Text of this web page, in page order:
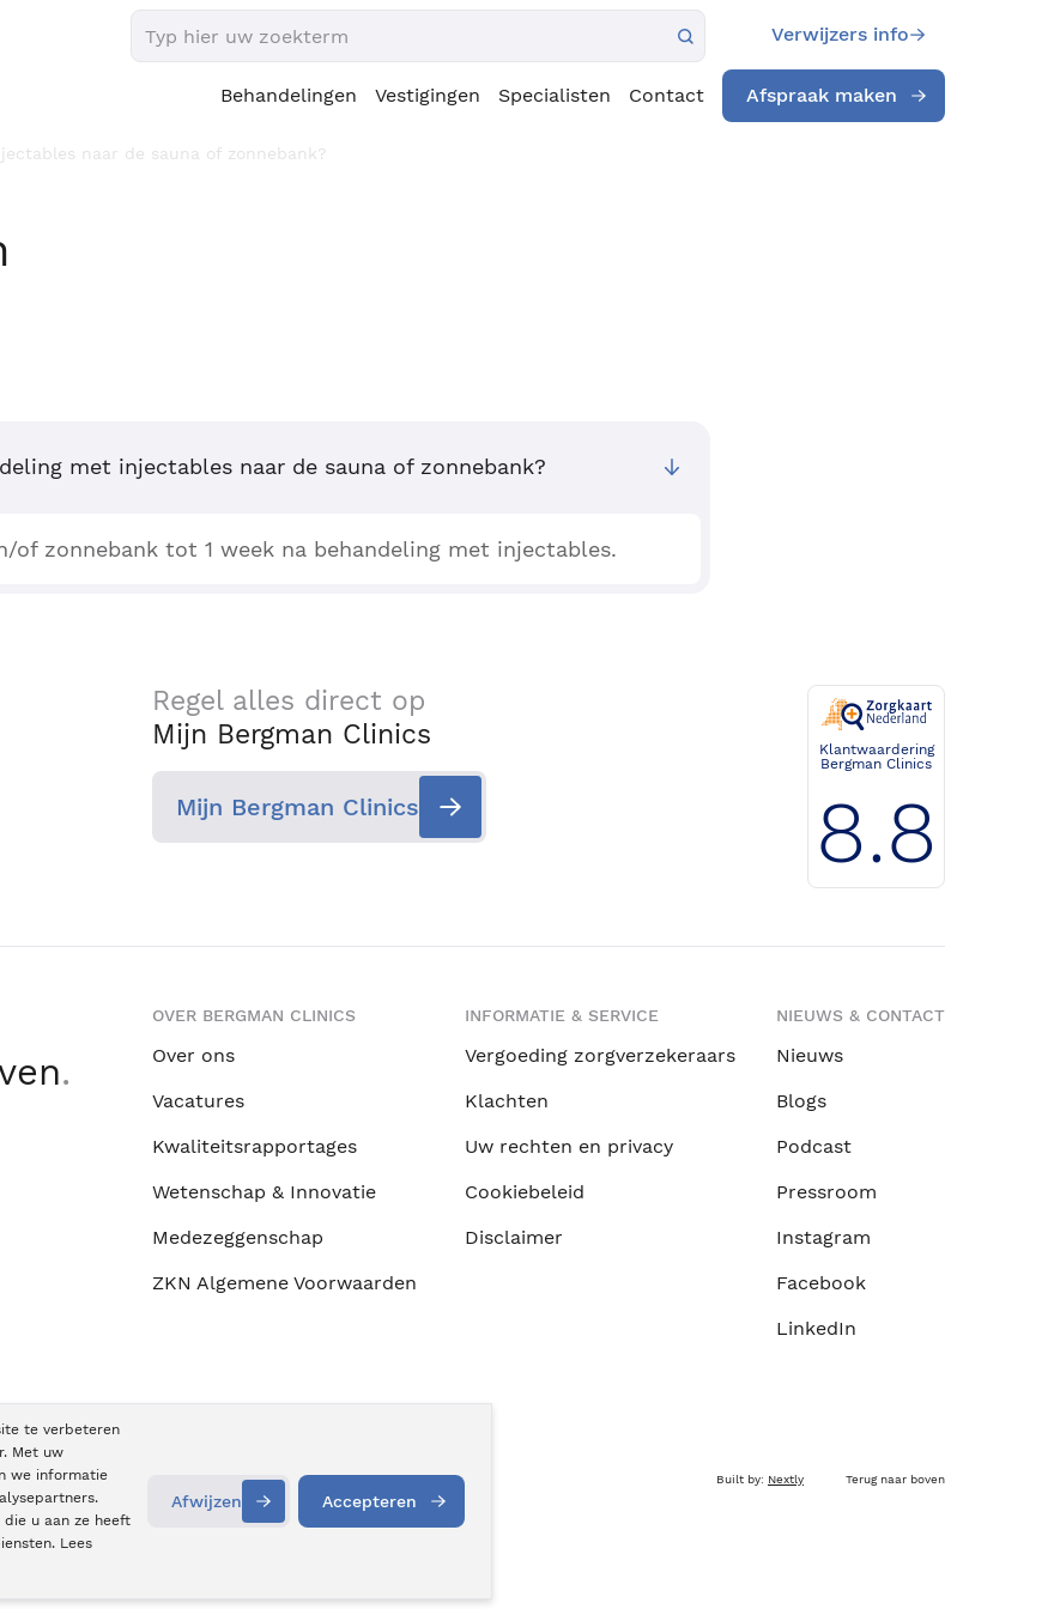
te verbeteren
Met uw
we informatie
u aan ze heeft
Lees
Afwijzen Accepteren
Verwijzers info
Behandelingen Vestigingen Specialisten Contact Afspraak maken
naar de sauna of zonnebank?
met injectables naar de sauna of zonnebank?
of zonnebank tot 1 week na behandeling met injectables.
Regel alles direct op
Mijn Bergman Clinics
Mijn Bergman Clinics
Klantwaardering
Bergman Clinics
8.8
.
OVER BERGMAN CLINICS
Over ons
Vacatures
Kwaliteitsrapportages
Wetenschap & Innovatie
Medezeggenschap
ZKN Algemene Voorwaarden
INFORMATIE & SERVICE
Vergoeding zorgverzekeraars
Klachten
Uw rechten en privacy
Cookiebeleid
Disclaimer
NIEUWS & CONTACT
Nieuws
Blogs
Podcast
Pressroom
Instagram
Facebook
LinkedIn
Built by: Nextly Terug naar boven